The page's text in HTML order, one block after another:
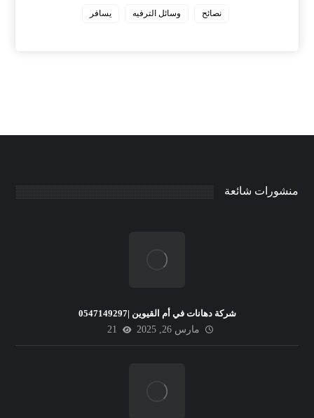
نصائح وسائل الترفيه يسافر
منشورات شائعة
شركة دهانات في أم القيوين |0547149297
مارس 26, 2025
21